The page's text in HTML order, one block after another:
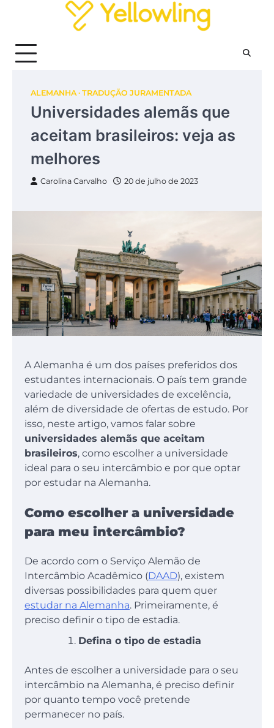
ALEMANHA TRADUÇÃO JURAMENTADA
Universidades alemãs que
aceitam brasileiros: veja as
melhores
Carolina Carvalho 20 de julho de 2023
A Alemanha é um dos países preferidos dos
estudantes internacionais. O país tem grande
variedade de universidades de excelência,
além de diversidade de ofertas de estudo. Por
isso, neste artigo, vamos falar sobre
universidades alemãs que aceitam
brasileiros, como escolher a universidade
ideal para o seu intercâmbio e por que optar
por estudar na Alemanha.
Como escolher a universidade
para meu intercâmbio?
De acordo com o Serviço Alemão de
Intercâmbio Acadêmico (DAAD), existem
diversas possibilidades para quem quer
estudar na Alemanha. Primeiramente, é
preciso definir o tipo de estadia.
Defina o tipo de estadia
Antes de escolher a universidade para o seu
intercâmbio na Alemanha, é preciso definir
por quanto tempo você pretende
permanecer no país.